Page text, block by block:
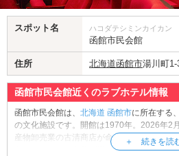
スポット名 ハコダテシミンカイカン
函館市民会館
住所 北海道函館市湯川町1-
函館市民会館近くのラブホテル情報
函館市民会館は、 北海道 函館市に所在する
の文化施設です。開館は1970年。2026年2
産物卸売業の古清商店が命名権を取得して
なまホール」の名称が用いられています。